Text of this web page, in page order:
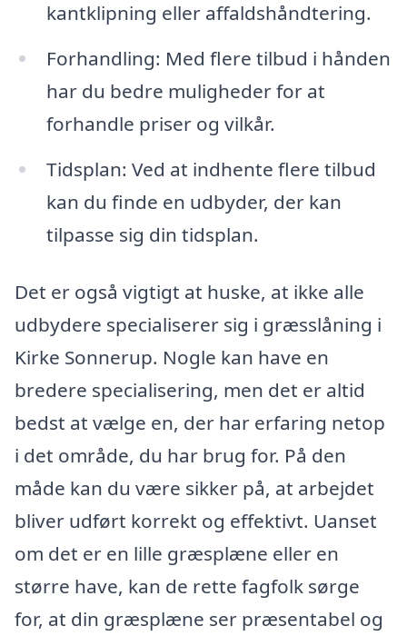
kantklipning eller affaldshåndtering.
Forhandling: Med flere tilbud i hånden
har du bedre muligheder for at
forhandle priser og vilkår.
Tidsplan: Ved at indhente flere tilbud
kan du finde en udbyder, der kan
tilpasse sig din tidsplan.
Det er også vigtigt at huske, at ikke alle
udbydere specialiserer sig i græsslåning i
Kirke Sonnerup. Nogle kan have en
bredere specialisering, men det er altid
bedst at vælge en, der har erfaring netop
i det område, du har brug for. På den
måde kan du være sikker på, at arbejdet
bliver udført korrekt og effektivt. Uanset
om det er en lille græsplæne eller en
større have, kan de rette fagfolk sørge
for, at din græsplæne ser præsentabel og